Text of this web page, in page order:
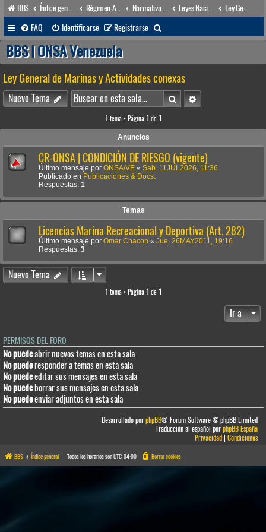
BBS Índice general Régimen Acuático venezolano Leyes Nacionales
Ley General de Marinas y Actividades conexas
FAQ
Identificarse Registrarse
u
c
a
r
BBS | ONSA Venezuela
Ley General de Marinas y Actividades conexas
Nuevo Tema BuscarBúsqueda avanzada
1 tema • Página 1 de 1
Anuncios
CR-ONSA | CONDICIÓN DE RIESGO (vigente)
Último mensaje por ONSA/VE « Sab. 11JUL2026, 11:36
Publicado en Publicaciones & Docs.
Respuestas: 1
Temas
Licencias Marina Recreacional y Deportiva (Art. 282)
Último mensaje por Omar Chacon « Jue. 26MAY2011, 19:16
Respuestas: 3
Nuevo Tema
1 tema • Página 1 de 1
Ir a
PERMISOS DEL FORO
No puedeabrir nuevos temas en esta sala
No puederesponder a temas en esta sala
No puedeeditar sus mensajes en esta sala
No puedeborrar sus mensajes en esta sala
No puedeenviar adjuntos en esta sala
Desarrollado porphpBB® Forum Software © phpBB Limited
Traducción al español porphpBB España
Privacidad|Condiciones
BBS Índice general Todos los horarios sonUTC-04:00 Borrar cookies